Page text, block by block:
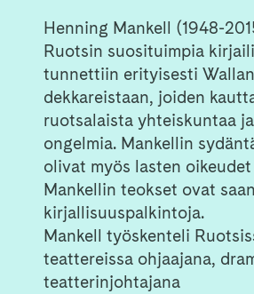
Henning Mankell (1948-
Ruotsin suosituimpia
tunnettiin erityisesti
dekkareistaan, joiden
ruotsalaista yhteiskuntaa
ongelmia. Mankellin
olivat myös lasten
Mankellin teokset ovat
kirjallisuuspalkintoja.
Mankell työskenteli
teattereissa ohjaajana,
teatterinjohtajana